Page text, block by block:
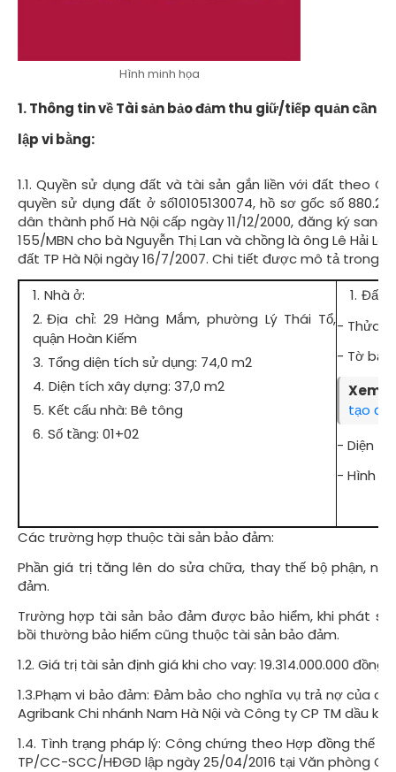
Hình minh họa
1. Thông tin về Tài sản bảo đảm thu giữ/tiếp quản cần
lập vi bằng:
1.1. Quyền sử dụng đất và tài sản gắn liền với đất theo
quyền sử dụng đất ở số10105130074, hồ sơ gốc số
dân thành phố Hà Nội cấp ngày 11/12/2000, đăng ký
155/MBN cho bà Nguyễn Thị Lan và chồng là ông Lê Hải
đất TP Hà Nội ngày 16/7/2007. Chi tiết được mô tả trong
Nhà ở:
Địa chỉ: 29 Hàng Mắm, phường Lý Thái Tổ,
quận Hoàn Kiếm
Tổng diện tích sử dụng: 74,0 m2
Diện tích xây dựng: 37,0 m2
Kết cấu nhà: Bê tông
Số tầng: 01+02
Đất
- Thửa
- Tờ bản
Xem
tạo
- Diện
- Hình
Các trường hợp thuộc tài sản bảo đảm:
Phần giá trị tăng lên do sửa chữa, thay thế bộ phận,
đảm.
Trường hợp tài sản bảo đảm được bảo hiểm, khi phát
bồi thường bảo hiểm cũng thuộc tài sản bảo đảm.
1.2. Giá trị tài sản định giá khi cho vay: 19.314.000.000 đồng
1.3.Phạm vi bảo đảm: Đảm bảo cho nghĩa vụ trả nợ của
Agribank Chi nhánh Nam Hà Nội và Công ty CP TM dầu khí
1.4. Tình trạng pháp lý: Công chứng theo Hợp đồng thế
TP/CC-SCC/HĐGD lập ngày 25/04/2016 tại Văn phòng